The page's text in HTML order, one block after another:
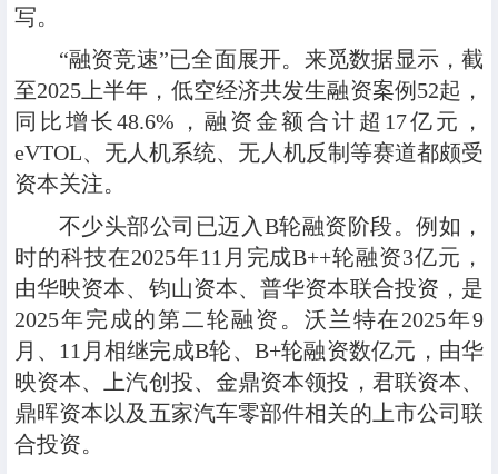
写。
“融资竞速”已全面展开。来觅数据显示，截
至2025上半年，低空经济共发生融资案例52起，
同比增长48.6%，融资金额合计超17亿元，
eVTOL、无人机系统、无人机反制等赛道都颇受
资本关注。
不少头部公司已迈入B轮融资阶段。例如，
时的科技在2025年11月完成B++轮融资3亿元，
由华映资本、钧山资本、普华资本联合投资，是
2025年完成的第二轮融资。沃兰特在2025年9
月、11月相继完成B轮、B+轮融资数亿元，由华
映资本、上汽创投、金鼎资本领投，君联资本、
鼎晖资本以及五家汽车零部件相关的上市公司联
合投资。